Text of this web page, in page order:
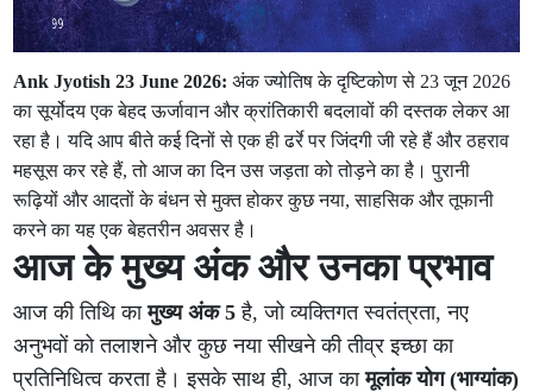
Ank Jyotish 23 June 2026: अंक ज्योतिष के दृष्टिकोण से 23 जून 2026
का सूर्योदय एक बेहद ऊर्जावान और क्रांतिकारी बदलावों की दस्तक लेकर आ
रहा है। यदि आप बीते कई दिनों से एक ही ढर्रे पर जिंदगी जी रहे हैं और ठहराव
महसूस कर रहे हैं, तो आज का दिन उस जड़ता को तोड़ने का है। पुरानी
रूढ़ियों और आदतों के बंधन से मुक्त होकर कुछ नया, साहसिक और तूफानी
करने का यह एक बेहतरीन अवसर है।
आज के मुख्य अंक और उनका प्रभाव
आज की तिथि कामुख्य अंक 5 है, जो व्यक्तिगत स्वतंत्रता, नए
अनुभवों को तलाशने और कुछ नया सीखने की तीव्र इच्छा का
प्रतिनिधित्व करता है। इसके साथ ही, आज कामूलांक योग (भाग्यांक)